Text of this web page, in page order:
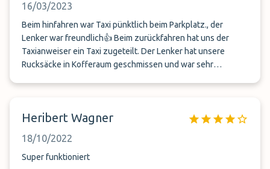
16/03/2023
Beim hinfahren war Taxi pünktlich beim Parkplatz., der
Lenker war freundlich👍 Beim zurückfahren hat uns der
Taxianweiser ein Taxi zugeteilt. Der Lenker hat unsere
Rucksäcke in Kofferaum geschmissen und war sehr
Heribert Wagner
18/10/2022
Super funktioniert